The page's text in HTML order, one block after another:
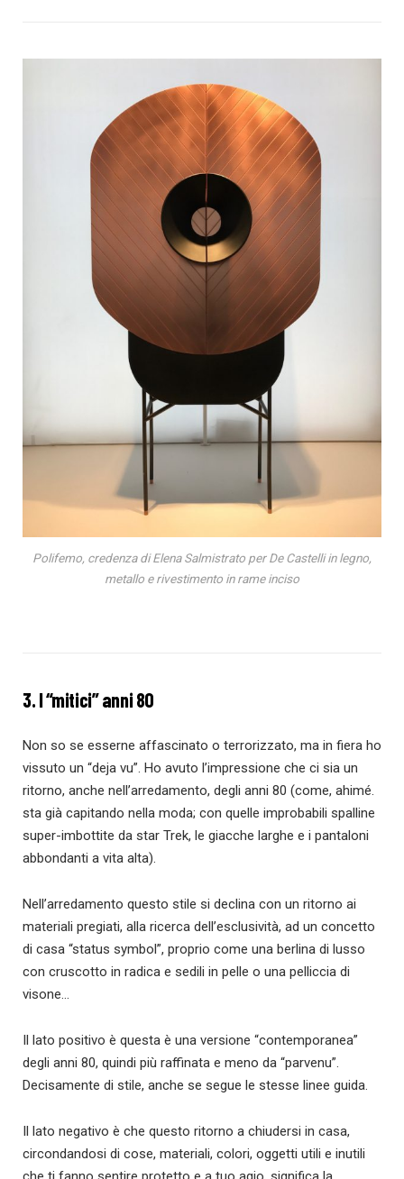
Polifemo, credenza di Elena Salmistrato per De Castelli in legno,
metallo e rivestimento in rame inciso
3. I “mitici” anni 80
Non so se esserne affascinato o terrorizzato, ma in fiera ho
vissuto un “deja vu”. Ho avuto l’impressione che ci sia un
ritorno, anche nell’arredamento, degli anni 80 (come, ahimé.
sta già capitando nella moda; con quelle improbabili spalline
super-imbottite da star Trek, le giacche larghe e i pantaloni
abbondanti a vita alta).
Nell’arredamento questo stile si declina con un ritorno ai
materiali pregiati, alla ricerca dell’esclusività, ad un concetto
di casa “status symbol”, proprio come una berlina di lusso
con cruscotto in radica e sedili in pelle o una pelliccia di
visone…
Il lato positivo è questa è una versione “contemporanea”
degli anni 80, quindi più raffinata e meno da “parvenu”.
Decisamente di stile, anche se segue le stesse linee guida.
Il lato negativo è che questo ritorno a chiudersi in casa,
circondandosi di cose, materiali, colori, oggetti utili e inutili